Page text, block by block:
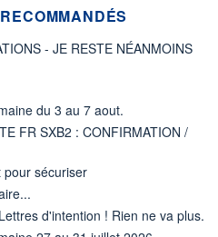
- JE RESTE NÉANMOINS
du 3 au 7 aout.
FR SXB2 : CONFIRMATION /
pour sécuriser
d'intention ! Rien ne va plus.